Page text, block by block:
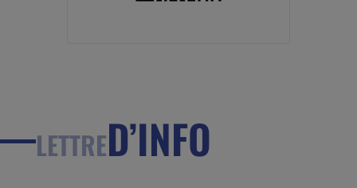
LETTRED’INFO